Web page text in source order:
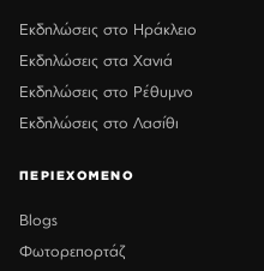
Εκδηλώσεις στο Ηράκλειο
Εκδηλώσεις στα Χανιά
Εκδηλώσεις στο Ρέθυμνο
Εκδηλώσεις στο Λασίθι
ΠΕΡΙΕΧΟΜΕΝΟ
Blogs
Φωτορεπορτάζ